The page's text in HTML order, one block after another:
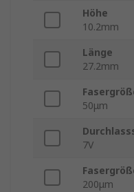
Höhe
10.2mm
Länge
27.2mm
50μm
7V
200μm